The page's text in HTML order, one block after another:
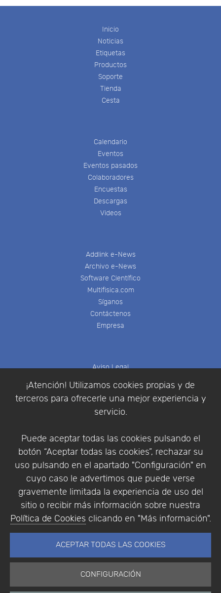
¡Atención! Utilizamos cookies propias y de
terceros para ofrecerle una mejor experiencia y
servicio.
Puede aceptar todas las cookies pulsando el
botón “Aceptar todas las cookies”, rechazar su
uso pulsando en el apartado "Configuración" en
cuyo caso le advertimos que puede verse
gravemente limitada la experiencia de uso del
sitio o recibir más información sobre nuestra
Política de Cookies clicando en "Más información".
ACEPTAR TODAS LAS COOKIES
CONFIGURACIÓN
Inicio
Noticias
Etiquetas
Productos
Soporte
Tienda
Cesta
Calendario
Eventos
Eventos pasados
Colaboradores
Encuestas
Descargas
Videos
Addlink e-News
Archivo e-News
Software Científico
Multifisica.com
Síganos
Contáctenos
Empresa
Aviso Legal
Política de Privacidad
Condiciones de compra
Identificarse
Empresa|Aviso Legal| Política de Privacidad |
Política de Cookies
© Copyright 1994 - 2026. Addlink Software
Científico, S.L.
Portugal.